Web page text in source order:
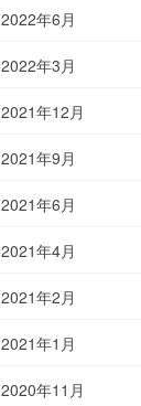
2022年6月
2022年3月
2021年12月
2021年9月
2021年6月
2021年4月
2021年2月
2021年1月
2020年11月